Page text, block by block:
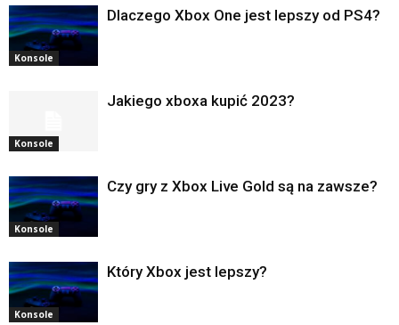
Konsole
Dlaczego Xbox One jest lepszy od PS4?
Konsole
Jakiego xboxa kupić 2023?
Konsole
Czy gry z Xbox Live Gold są na zawsze?
Konsole
Który Xbox jest lepszy?